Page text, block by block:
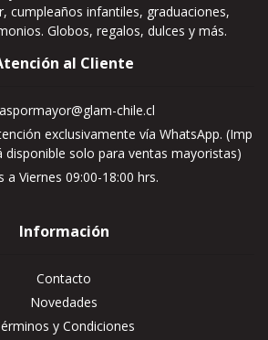
cumpleaños infantiles, graduaciones,
Globos, regalos, dulces y más.
al Cliente
chile.cl
exclusivamente vía WhatsApp. (Imp
disponible solo para ventas mayoristas)
a Viernes 09:00-18:00 hrs.
Información
Contacto
Novedades
y Condiciones